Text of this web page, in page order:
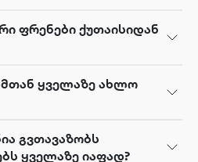
ფრენები ქუთაისიდან
ყველაზე ახლო
გვთავაზობს
ყველაზე იაფად?